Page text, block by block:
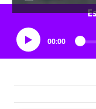
00:00